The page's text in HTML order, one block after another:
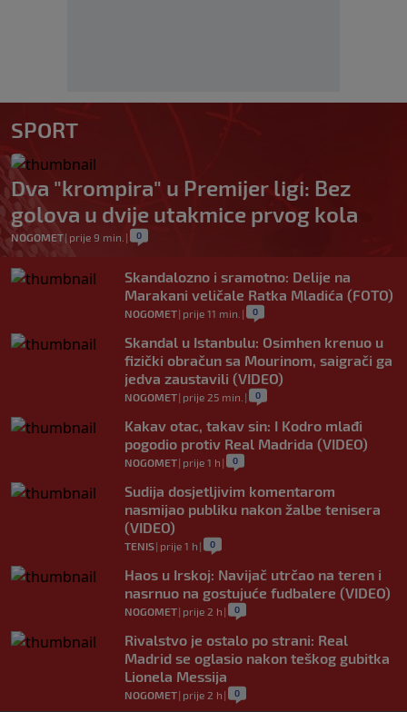
SPORT
Dva "krompira" u Premijer ligi: Bez
golova u dvije utakmice prvog kola
NOGOMET| prije 9 min. | 0
Skandalozno i sramotno: Delije na
Marakani veličale Ratka Mladića (FOTO)
NOGOMET| prije 11 min. | 0
Skandal u Istanbulu: Osimhen krenuo u
fizički obračun sa Mourinom, saigrači ga
jedva zaustavili (VIDEO)
NOGOMET| prije 25 min. | 0
Kakav otac, takav sin: I Kodro mlađi
pogodio protiv Real Madrida (VIDEO)
NOGOMET| prije 1 h | 0
Sudija dosjetljivim komentarom
nasmijao publiku nakon žalbe tenisera
(VIDEO)
TENIS| prije 1 h | 0
Haos u Irskoj: Navijač utrčao na teren i
nasrnuo na gostujuće fudbalere (VIDEO)
NOGOMET| prije 2 h | 0
Rivalstvo je ostalo po strani: Real
Madrid se oglasio nakon teškog gubitka
Lionela Messija
NOGOMET| prije 2 h | 0